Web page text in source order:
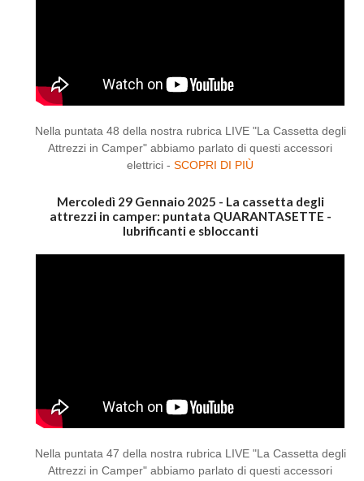
Nella puntata 48 della nostra rubrica LIVE "La Cassetta degli
Attrezzi in Camper" abbiamo parlato di questi accessori
elettrici - SCOPRI DI PIÙ
Mercoledì 29 Gennaio 2025 - La cassetta degli
attrezzi in camper: puntata QUARANTASETTE -
lubrificanti e sbloccanti
Nella puntata 47 della nostra rubrica LIVE "La Cassetta degli
Attrezzi in Camper" abbiamo parlato di questi accessori